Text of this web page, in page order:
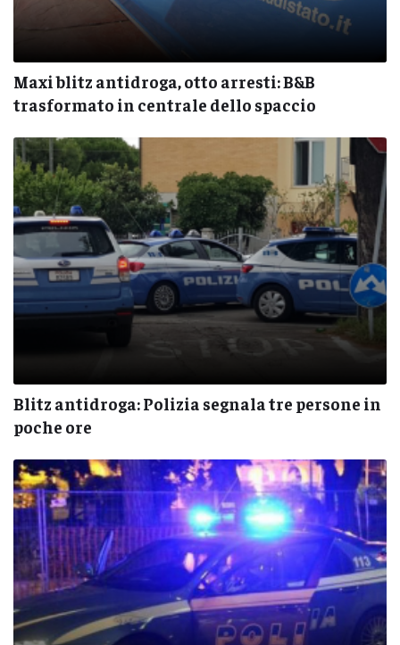
Maxi blitz antidroga, otto arresti: B&B
trasformato in centrale dello spaccio
Blitz antidroga: Polizia segnala tre persone in
poche ore